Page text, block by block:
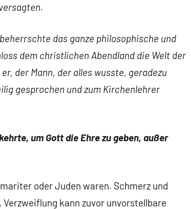
das ganze philosophische und
dem christlichen Abendland die Welt der
der Mann, der alles wusste, geradezu
gesprochen und zum Kirchenlehrer
um Gott die Ehre zu geben, außer
oder Juden waren. Schmerz und
kann zuvor unvorstellbare